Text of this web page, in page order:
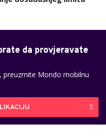
da provjeravate
preuzmite Mondo mobilnu